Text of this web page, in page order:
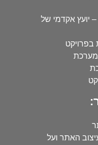
– יועץ אקדמי של
מערכת
האתר ועל